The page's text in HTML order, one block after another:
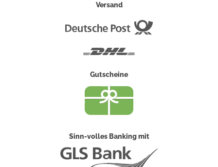
Versand
Gutscheine
Sinn-volles Banking mit